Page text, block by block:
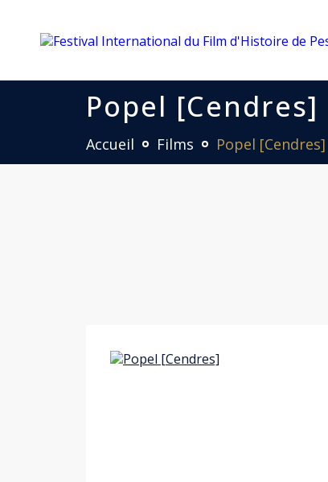
Popel [Cendres]
Accueil Films Popel [Cendres]